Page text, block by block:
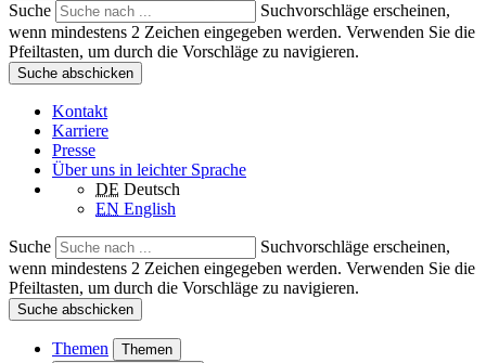
Suche
Suchvorschläge erscheinen,
wenn mindestens 2 Zeichen eingegeben werden. Verwenden Sie die
Pfeiltasten, um durch die Vorschläge zu navigieren.
Suche abschicken
Kontakt
Karriere
Presse
Über uns in leichter Sprache
DE Deutsch
EN English
Suche
Suchvorschläge erscheinen,
wenn mindestens 2 Zeichen eingegeben werden. Verwenden Sie die
Pfeiltasten, um durch die Vorschläge zu navigieren.
Suche abschicken
Themen
Themen